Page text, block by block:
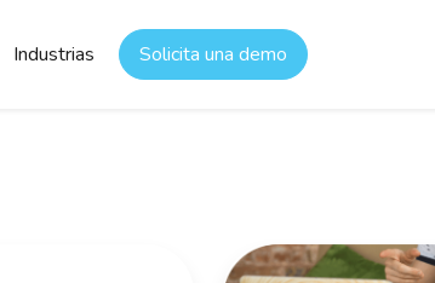
Industrias Solicita una demo